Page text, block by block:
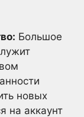
Большое
новых
на аккаунт